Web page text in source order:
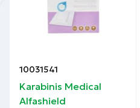
10031541
Karabinis Medical
Alfashield